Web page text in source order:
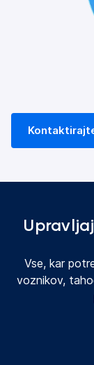
Vse, kar
voznikov,